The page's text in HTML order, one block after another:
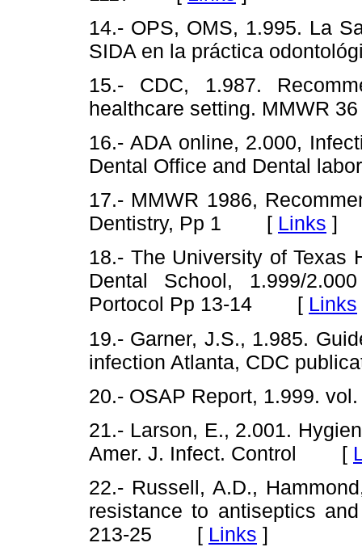
14.- OPS, OMS, 1.995. La
SIDA en la práctica
15.- CDC, 1.987.
healthcare setting.
16.- ADA online, 2.000,
Dental Office and Dental
17.- MMWR 1986,
Dentistry, Pp 1 [ Links ]
18.- The University of Texas
Dental School, 1.999/
Portocol Pp 13-14 [ Links
19.- Garner, J.S., 1.985.
infection Atlanta, CDC
20.- OSAP Report, 1.999.
21.- Larson, E., 2.001.
Amer. J. Infect. Control [
22.- Russell, A.D.,
resistance to antiseptics
213-25 [ Links ]